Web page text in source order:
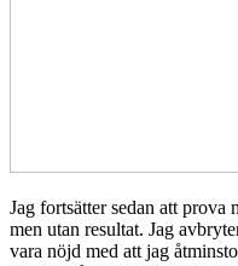
Jag fortsätter sedan att prova
men utan resultat. Jag
vara nöjd med att jag